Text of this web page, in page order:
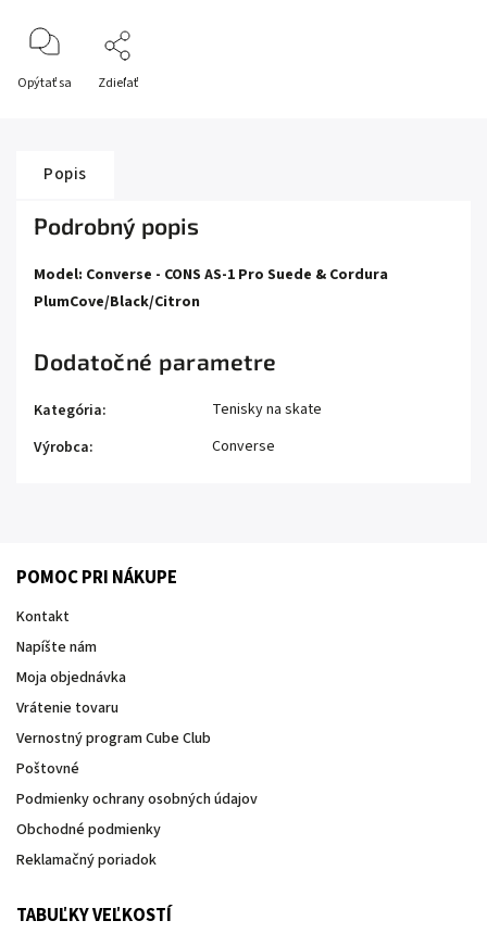
Opýtať sa Zdieľať
Popis
Podrobný popis
Model: Converse - CONS AS-1 Pro Suede & Cordura
PlumCove/Black/Citron
Dodatočné parametre
Kategória:
Tenisky na skate
Výrobca: Converse
POMOC PRI NÁKUPE
Kontakt
Napíšte nám
Moja objednávka
Vrátenie tovaru
Vernostný program Cube Club
Poštovné
Podmienky ochrany osobných údajov
Obchodné podmienky
Reklamačný poriadok
TABUĽKY VEĽKOSTÍ